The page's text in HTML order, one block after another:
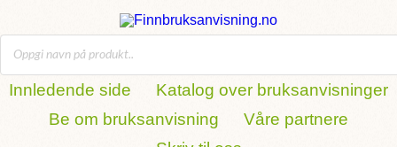
Innledende side
Katalog over bruksanvisninger
Be om bruksanvisning
Våre partnere